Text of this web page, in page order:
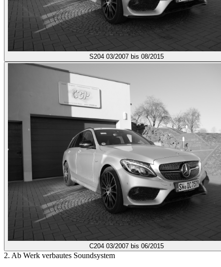
S204 03/2007 bis 08/2015
C204 03/2007 bis 06/2015
2. Ab Werk verbautes Soundsystem